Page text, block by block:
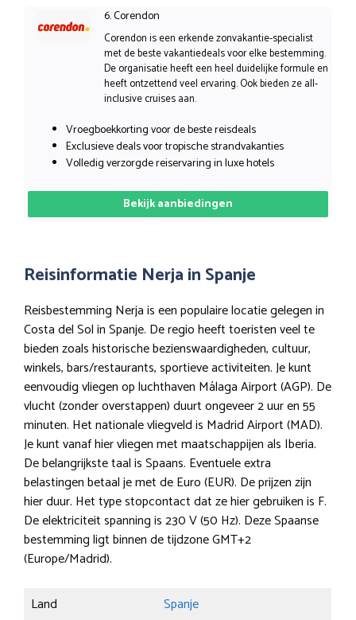
6. Corendon
Corendon is een erkende zonvakantie-specialist
met de beste vakantiedeals voor elke bestemming.
De organisatie heeft een heel duidelijke formule en
heeft ontzettend veel ervaring. Ook bieden ze all-
inclusive cruises aan.
Vroegboekkorting voor de beste reisdeals
Exclusieve deals voor tropische strandvakanties
Volledig verzorgde reiservaring in luxe hotels
Bekijk aanbiedingen
Reisinformatie Nerja in Spanje
Reisbestemming Nerja is een populaire locatie gelegen in
Costa del Sol in Spanje. De regio heeft toeristen veel te
bieden zoals historische bezienswaardigheden, cultuur,
winkels, bars/restaurants, sportieve activiteiten. Je kunt
eenvoudig vliegen op luchthaven Málaga Airport (AGP). De
vlucht (zonder overstappen) duurt ongeveer 2 uur en 55
minuten. Het nationale vliegveld is Madrid Airport (MAD).
Je kunt vanaf hier vliegen met maatschappijen als Iberia.
De belangrijkste taal is Spaans. Eventuele extra
belastingen betaal je met de Euro (EUR). De prijzen zijn
hier duur. Het type stopcontact dat ze hier gebruiken is F.
De elektriciteit spanning is 230 V (50 Hz). Deze Spaanse
bestemming ligt binnen de tijdzone GMT+2
(Europe/Madrid).
Land
Spanje